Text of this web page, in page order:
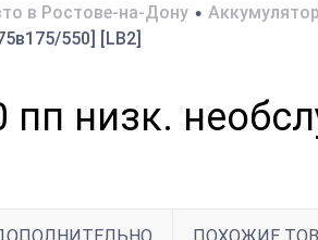
в Ростове-на-Дону •
550] [LB2]
пп низк.